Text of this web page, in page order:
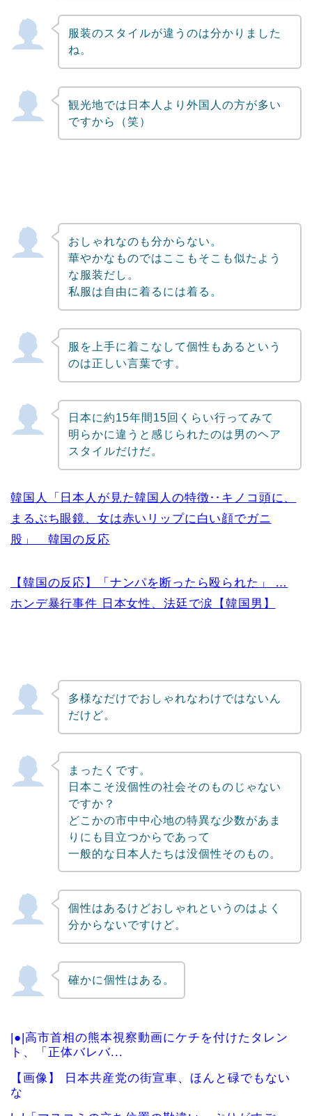
服装のスタイルが違うのは分かりました
ね。
観光地では日本人より外国人の方が多い
ですから（笑）
おしゃれなのも分からない。
華やかなものではここもそこも似たよう
な服装だし。
私服は自由に着るには着る。
服を上手に着こなして個性もあるという
のは正しい言葉です。
日本に約15年間15回くらい行ってみて
明らかに違うと感じられたのは男のヘア
スタイルだけだ。
韓国人「日本人が見た韓国人の特徴‥キノコ頭に、
まるぶち眼鏡、女は赤いリップに白い顔でガニ
股」 韓国の反応
【韓国の反応】「ナンパを断ったら殴られた」 …
ホンデ暴行事件 日本女性、法廷で涙【韓国男】
多様なだけでおしゃれなわけではないん
だけど。
まったくです。
日本こそ没個性の社会そのものじゃない
ですか？
どこかの市中中心地の特異な少数があま
りにも目立つからであって
一般的な日本人たちは没個性そのもの。
個性はあるけどおしゃれというのはよく
分からないですけど。
確かに個性はある。
|●|高市首相の熊本視察動画にケチを付けたタレン
ト、「正体バレバ...
【画像】 日本共産党の街宣車、ほんと碌でもない
な